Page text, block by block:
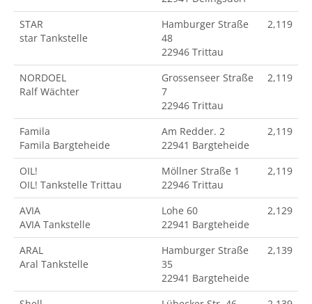
STAR
star Tankstelle
Hamburger Straße
48
22946 Trittau
2,119
NORDOEL
Ralf Wächter
Grossenseer Straße
7
22946 Trittau
2,119
Famila
Famila Bargteheide
Am Redder. 2
22941 Bargteheide
2,119
OIL!
OIL! Tankstelle Trittau
Möllner Straße 1
22946 Trittau
2,119
AVIA
AVIA Tankstelle
Lohe 60
22941 Bargteheide
2,129
ARAL
Aral Tankstelle
Hamburger Straße
35
22941 Bargteheide
2,139